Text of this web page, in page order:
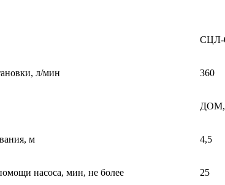
СЦЛ-
л/мин 360
м 4,5
насоса, мин, не более 25